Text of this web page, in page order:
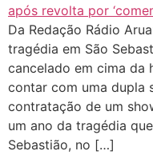
Da Redação Rádio
tragédia em São
cancelado em cima da
contar com uma dupla
contratação de um
um ano da tragédia
Sebastião, no […]